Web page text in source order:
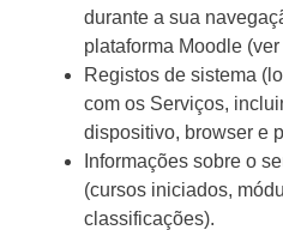
durante a sua
plataforma Moodle
Registos de sistema
com os Serviços,
dispositivo, browser e
Informações sobre o
(cursos iniciados,
classificações).